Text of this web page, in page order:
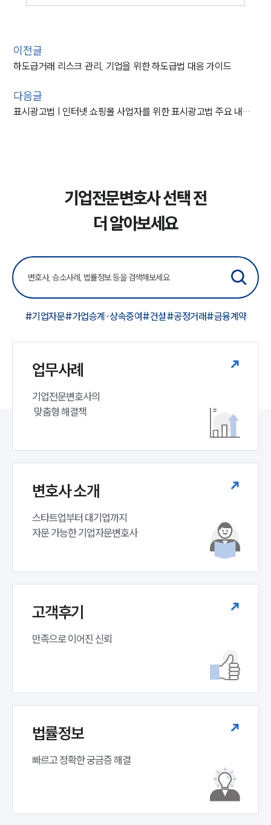
인재채용
이전글
하도급거래 리스크 관리, 기업을 위한 하도급법 대응 가이드
다음글
표시광고법 | 인터넷 쇼핑몰 사업자를 위한 표시광고법 주요 내용 및 대응 전략
기업전문변호사 선택 전
더 알아보세요
#기업자문#가업승계·상속증여#건설#공정거래#금융계약
업무사례
기업전문변호사의
맞춤형 해결책
변호사 소개
스타트업부터 대기업까지
자문 가능한 기업자문변호사
고객후기
만족으로 이어진 신뢰
법률정보
빠르고 정확한 궁금증 해결